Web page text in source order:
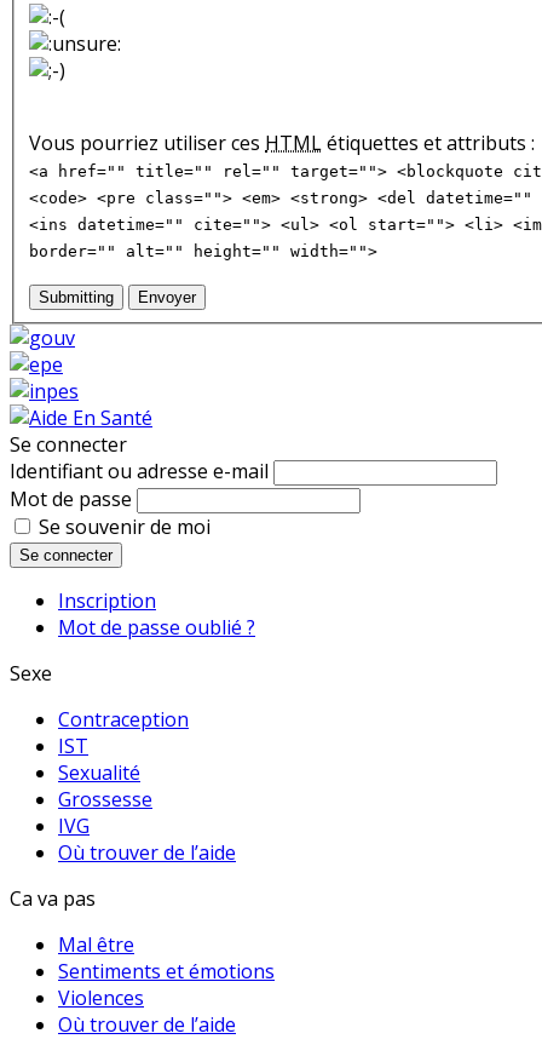
Vous pourriez utiliser ces HTMLétiquettes et attributs :
<a href="" title="" rel="" target=""> <blockquote
<code> <pre class=""> <em> <strong> <del
<ins datetime="" cite=""> <ul> <ol start=""> <li>
border="" alt="" height="" width="">
Submitting Envoyer
Se connecter
Identifiant ou adresse e-mail
Mot de passe
Se souvenir de moi
Se connecter
Inscription
Mot de passe oublié ?
Sexe
Contraception
IST
Sexualité
Grossesse
IVG
Où trouver de l’aide
Ca va pas
Mal être
Sentiments et émotions
Violences
Où trouver de l’aide